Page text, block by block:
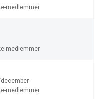
medlemmer
medlemmer
medlemmer